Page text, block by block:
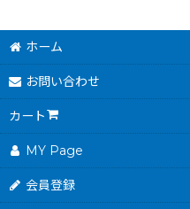
ホーム
お問い合わせ
カート
MY Page
会員登録